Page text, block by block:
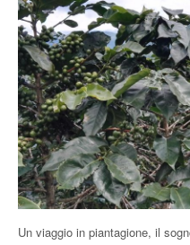
Un viaggio in piantagione, il